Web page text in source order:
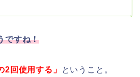
ですね！
2回使用する」 ということ。